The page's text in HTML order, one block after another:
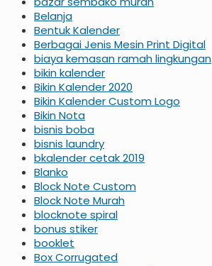
Belanja
Bentuk Kalender
Berbagai Jenis Mesin Print Digital
biaya kemasan ramah lingkungan
bikin kalender
Bikin Kalender 2020
Bikin Kalender Custom Logo
Bikin Nota
bisnis boba
bisnis laundry
bkalender cetak 2019
Blanko
Block Note Custom
Block Note Murah
blocknote spiral
bonus stiker
booklet
Box Corrugated